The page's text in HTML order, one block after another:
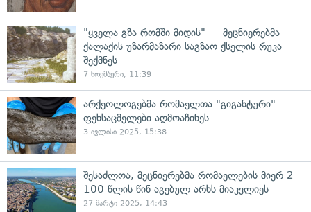
"ყველა გზა რომში მიდის" — მეცნიერებმა
ქალაქის უზარმაზარი საგზაო ქსელის რუკა
შექმნეს
7 ნოემბერი, 11:39
არქეოლოგებმა რომაელთა "გიგანტური"
ფეხსაცმელები აღმოაჩინეს
3 ივლისი 2025, 15:38
შესაძლოა, მეცნიერებმა რომაელების მიერ 2
100 წლის წინ აგებულ არხს მიაკვლიეს
27 მარტი 2025, 14:43